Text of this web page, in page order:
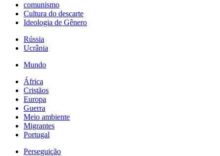
comunismo
Cultura do descarte
Ideologia de Gênero
Rússia
Ucrânia
Mundo
África
Cristãos
Europa
Guerra
Meio ambiente
Migrantes
Portugal
Perseguição